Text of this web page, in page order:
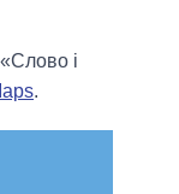
«Слово і
.